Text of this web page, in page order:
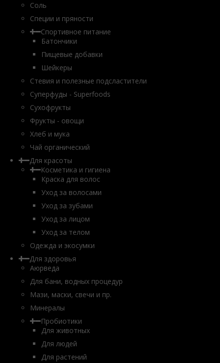
Соль
Специи и пряности
Спортивное питание
Батончики
Пищевые добавки
Шейкеры
Стевия и полезные подсластители
Суперфуды - Superfoods
Сухофрукты
Фрукты - овощи
Хлеб и мука
Чай органический
Для красоты
Косметика и гигиена
Краска для волос
Уход за волосами
Уход за зубами
Уход за лицом
Уход за телом
Одежда и экосумки
Для здоровья
Аюрведа
Для бани, водных процедур
Мази, маски, свечи и пр.
Минералы
Пробиотики
Для животных
Для людей
Для растений